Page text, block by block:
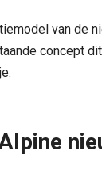
van de
concept